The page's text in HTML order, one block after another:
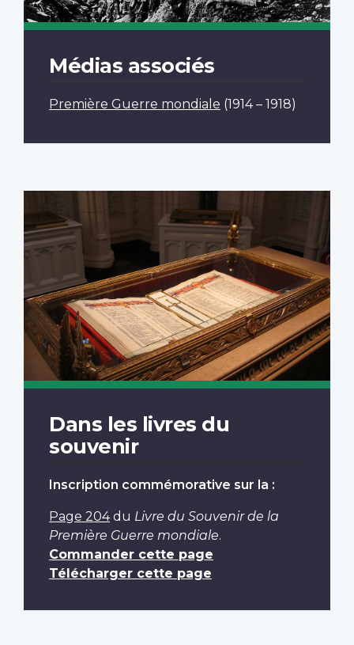
Médias associés
Première Guerre mondiale (1914 – 1918)
Dans les livres du
souvenir
Inscription commémorative sur la :
Page 204du Livre du Souvenir de la
Première Guerre mondiale.
Commander cette page
Télécharger cette page